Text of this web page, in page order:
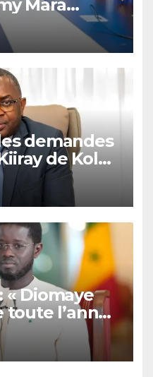
Mara
sur
demandes
de Kolda
à
Dianté
« Diomaye
l’année
les
la